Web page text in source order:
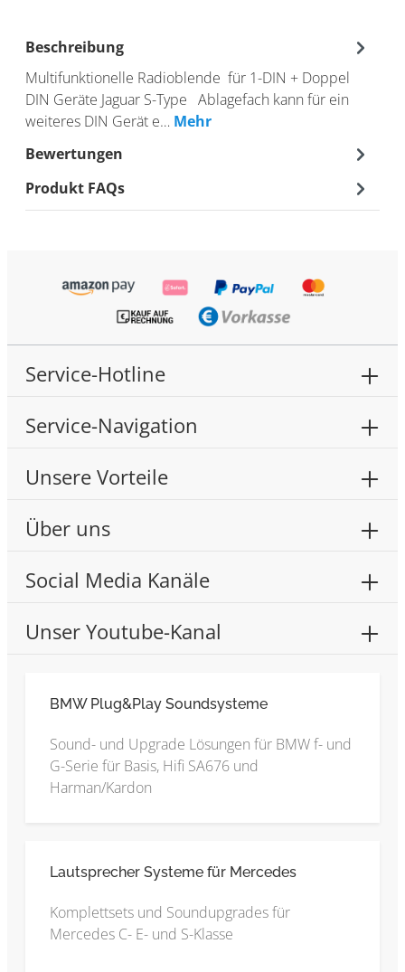
Beschreibung
Multifunktionelle Radioblende für 1-DIN + Doppel
DIN Geräte Jaguar S-Type Ablagefach kann für ein
weiteres DIN Gerät e… Mehr
Bewertungen
Produkt FAQs
Service-Hotline
Service-Navigation
Unsere Vorteile
Über uns
Social Media Kanäle
Unser Youtube-Kanal
BMW Plug&Play Soundsysteme
Sound- und Upgrade Lösungen für BMW f- und
G-Serie für Basis, Hifi SA676 und
Harman/Kardon
Lautsprecher Systeme für Mercedes
Komplettsets und Soundupgrades für
Mercedes C- E- und S-Klasse